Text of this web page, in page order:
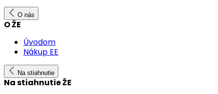
O nás
O ŽE
Úvodom
Nákup EE
Na stiahnutie
Na stiahnutie ŽE